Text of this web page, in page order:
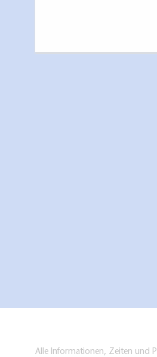
Alle Informationen, Zeiten und